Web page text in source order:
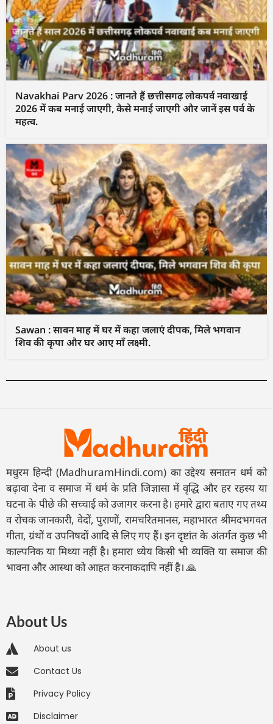
Navakhai Parv 2026 : जानते हैं छत्तीसगढ़ लोकपर्व नवाखाई
2026 में कब मनाई जाएगी, कैसे मनाई जाएगी और जानें इस पर्व के
महत्व.
Sawan : सावन माह में घर में कहा जलाएं दीपक, मिले भगवान
शिव की कृपा और घर आए माँ लक्ष्मी.
मधुरम हिन्दी (MadhuramHindi.com) का उद्देश्य सनातन धर्म को
बढ़ावा देना व समाज में धर्म के प्रति जिज्ञासा में वृद्धि और हर रहस्य या
घटना के पीछे की सच्चाई को उजागर करना है। हमारे द्वारा बताए गए तथ्य
व रोचक जानकारी, वेदों, पुराणों, रामचरितमानस, महाभारत श्रीमदभगवत
गीता, ग्रंथों व उपनिषदों आदि से लिए गए हैं। इन दृष्टांत के अंतर्गत कुछ भी
काल्पनिक या मिथ्या नहीं है। हमारा ध्येय किसी भी व्यक्ति या समाज की
भावना और आस्था को आहत करनाकदापि नहीं है। 🙏
About Us
About us
Contact Us
Privacy Policy
Disclaimer